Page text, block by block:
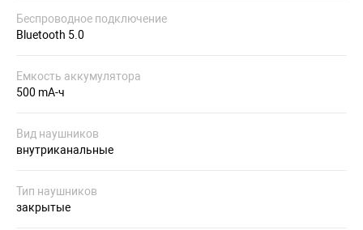
Беспроводное подключение
Bluetooth 5.0
Емкость аккумулятора
500 mA-ч
Вид наушников
внутриканальные
Тип наушников
закрытые